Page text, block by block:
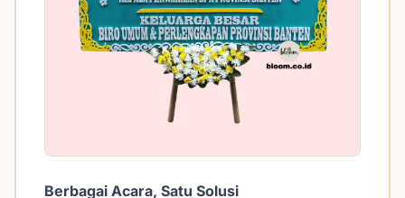
Berbagai Acara, Satu Solusi